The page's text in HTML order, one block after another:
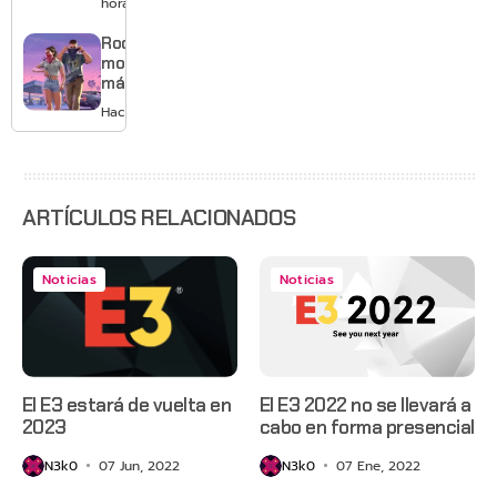
y mucho
Mario
Rockstar
mostrará
más de
GTA 6 en
agosto
Hace 1 día
ARTÍCULOS RELACIONADOS
Noticias
El E3 estará de vuelta en
2023
N3k0 07 Jun, 2022
Noticias
El E3 2022 no se llevará a
cabo en forma presencial
N3k0 07 Ene, 2022